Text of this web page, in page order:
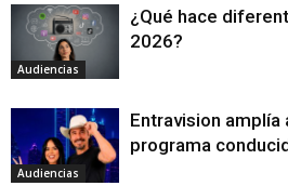
Audiencias
¿Qué hace
2026?
Audiencias
Entravision
programa